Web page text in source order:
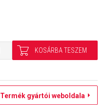
Termék gyártói weboldala